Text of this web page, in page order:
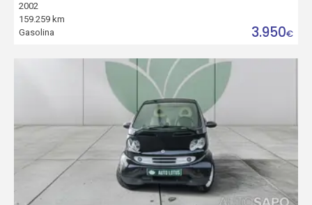
2002
159.259 km
Gasolina
3.950€